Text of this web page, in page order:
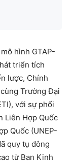
hình GTAP-
triển tích
lược, Chính
Trường Đại
với sự phối
Liên Hợp Quốc
Quốc (UNEP-
quy tụ đông
từ Ban Kinh